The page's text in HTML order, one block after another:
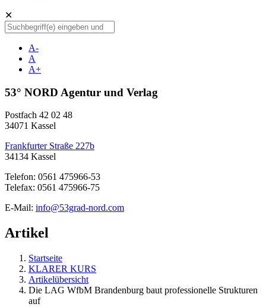
✕
A-
A
A+
53° NORD Agentur und Verlag
Postfach 42 02 48
34071 Kassel
Frankfurter Straße 227b
34134 Kassel
Telefon: 0561 475966-53
Telefax: 0561 475966-75
E-Mail: info@53grad-nord.com
Artikel
Startseite
KLARER KURS
Artikelübersicht
Die LAG WfbM Brandenburg baut professionelle Strukturen
auf